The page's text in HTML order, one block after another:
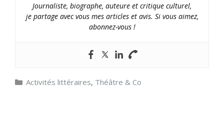
Journaliste, biographe, auteure et critique culturel,
je partage avec vous mes articles et avis. Si vous aimez,
abonnez-vous !
Catégories
Activités littéraires, Théâtre & Co